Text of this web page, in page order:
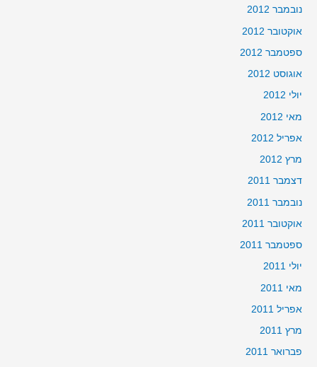
נובמבר 2012
אוקטובר 2012
ספטמבר 2012
אוגוסט 2012
יולי 2012
מאי 2012
אפריל 2012
מרץ 2012
דצמבר 2011
נובמבר 2011
אוקטובר 2011
ספטמבר 2011
יולי 2011
מאי 2011
אפריל 2011
מרץ 2011
פברואר 2011